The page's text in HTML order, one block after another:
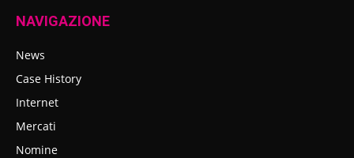
NAVIGAZIONE
News
Case History
Internet
Mercati
Nomine